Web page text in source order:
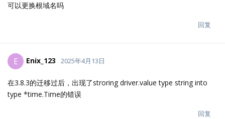
可以更换根域名吗
回复
E Enix_123 2025年4月13日
在3.8.3的迁移过后，出现了stroring driver.value type string into
type *time.Time的错误
回复